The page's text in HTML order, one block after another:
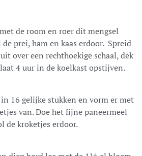
de room en roer dit mengsel
prei, ham en kaas erdoor. Spreid
over een rechthoekige schaal, dek
4 uur in de koelkast opstijven.
16 gelijke stukken en vorm er met
van. Doe het fijne paneermeel
de kroketjes erdoor.